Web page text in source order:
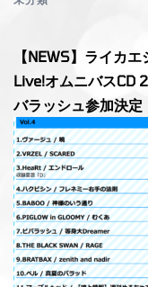
【NEWS】ライカ
Live!オムニバスCD
バラッシュ参加決定